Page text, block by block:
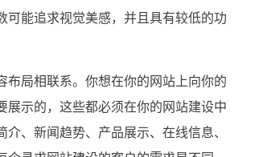
可能追求视觉美感，并且具有较低的功
布局相联系。你想在你的网站上向你的
展示的，这些都必须在你的网站建设中
、新闻趋势、产品展示、在线信息、